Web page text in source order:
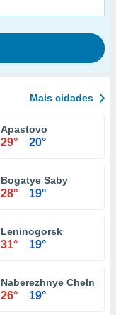
Mais cidades
Apastovo
29° 20°
Bogatye Saby
28° 19°
Leninogorsk
31° 19°
Naberezhnye Chelny
26° 19°